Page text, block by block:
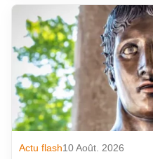
Actu flash10 Août. 2026